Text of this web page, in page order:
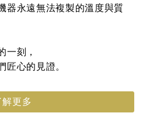
器永遠無法複製的溫度與質
一刻，
匠心的見證。
解更多